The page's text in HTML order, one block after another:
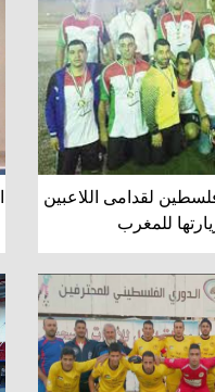
لقدامى اللاعبين
للمغرب